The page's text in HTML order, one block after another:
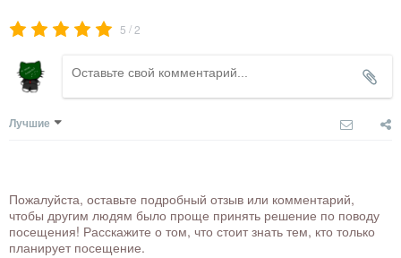
5 /2
Лучшие
Пожалуйста, оставьте подробный отзыв или комментарий,
чтобы другим людям было проще принять решение по поводу
посещения! Расскажите о том, что стоит знать тем, кто только
планирует посещение.